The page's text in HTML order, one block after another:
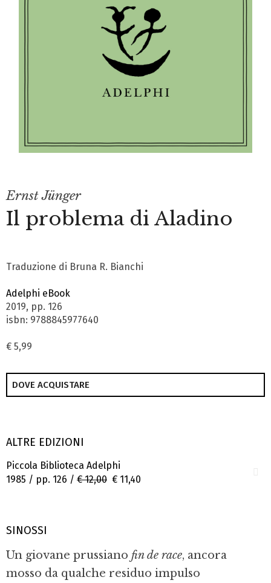
Ernst Jünger
Il problema di Aladino
Traduzione di Bruna R. Bianchi
Adelphi eBook
2019, pp. 126
isbn: 9788845977640
€ 5,99
DOVE ACQUISTARE
ALTRE EDIZIONI
Piccola Biblioteca Adelphi
1985 / pp. 126 / € 12,00 € 11,40
SINOSSI
Un giovane prussiano fin de race, ancora
mosso da qualche residuo impulso